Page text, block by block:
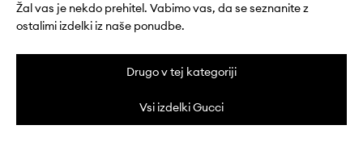
Žal vas je nekdo prehitel. Vabimo vas, da se seznanite z
ostalimi izdelki iz naše ponudbe.
Drugo v tej kategoriji
Vsi izdelki Gucci